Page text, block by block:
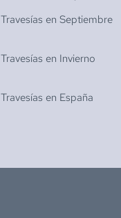
Travesías en Septiembre
Travesías en Invierno
Travesías en España